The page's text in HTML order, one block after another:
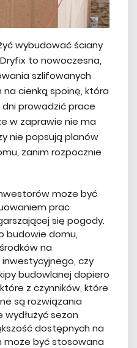
wybudować ściany
to nowoczesna,
szlifowanych
cienką spoinę, która
prowadzić prace
w zaprawie nie ma
nie popsują planów
zanim rozpocznie
może być
prac
się pogody.
budowie domu,
na
czy
budowlanej dopiero
z czynników, które
są rozwiązania
sezon
dostępnych na
może być stosowana